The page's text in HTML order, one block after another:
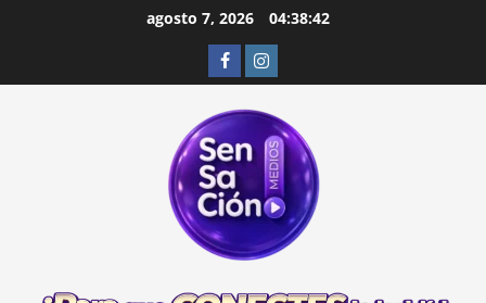
agosto 7, 2026 04:38:43
FacebookInstagram